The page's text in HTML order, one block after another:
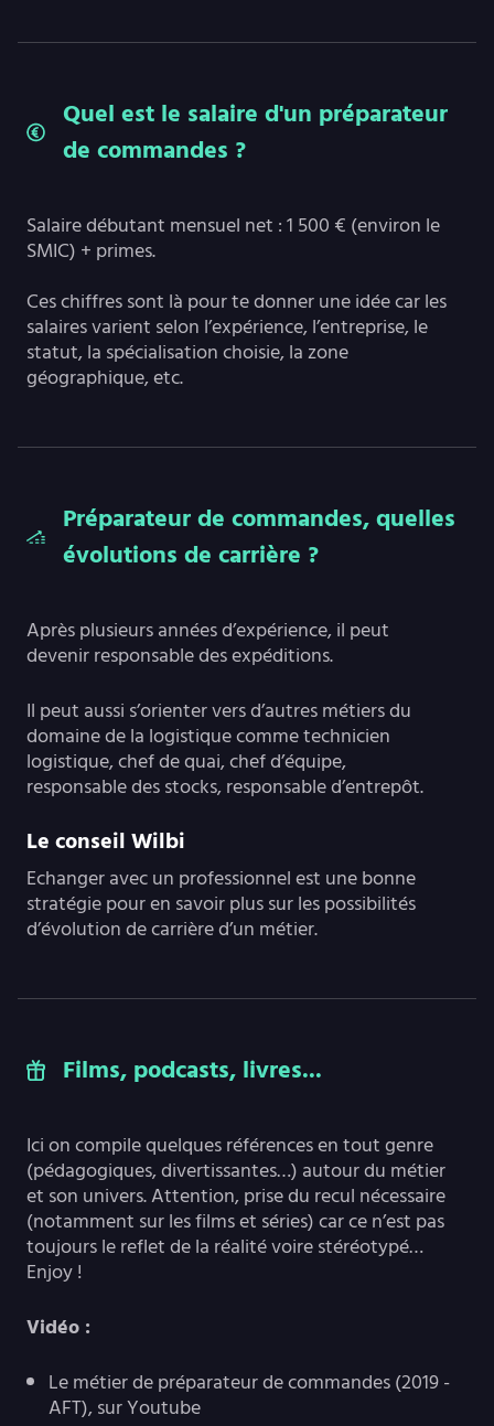
Quel est le salaire d'un préparateur
de commandes ?
Salaire débutant mensuel net : 1 500 € (environ le
SMIC) + primes.
Ces chiffres sont là pour te donner une idée car les
salaires varient selon l’expérience, l’entreprise, le
statut, la spécialisation choisie, la zone
géographique, etc.
Préparateur de commandes, quelles
évolutions de carrière ?
Après plusieurs années d’expérience, il peut
devenir responsable des expéditions.
Il peut aussi s’orienter vers d’autres métiers du
domaine de la logistique comme technicien
logistique, chef de quai, chef d’équipe,
responsable des stocks, responsable d’entrepôt.
Le conseil Wilbi
Echanger avec un professionnel est une bonne
stratégie pour en savoir plus sur les possibilités
d’évolution de carrière d’un métier.
Films, podcasts, livres...
Ici on compile quelques références en tout genre
(pédagogiques, divertissantes…) autour du métier
et son univers. Attention, prise du recul nécessaire
(notamment sur les films et séries) car ce n’est pas
toujours le reflet de la réalité voire stéréotypé…
Enjoy !
Vidéo :
Le métier de préparateur de commandes (2019 -
AFT), sur Youtube